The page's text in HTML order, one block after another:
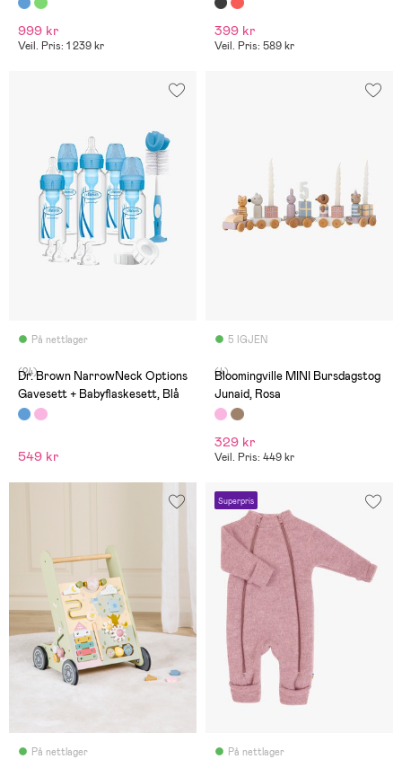
999 kr
Veil. Pris: 1 239 kr
399 kr
Veil. Pris: 589 kr
På nettlager
(24)
Dr. Brown NarrowNeck Options
Gavesett + Babyflaskesett, Blå
549 kr
5 IGJEN
(4)
Bloomingville MINI Bursdagstog
Junaid, Rosa
329 kr
Veil. Pris: 449 kr
På nettlager
Superpris
På nettlager